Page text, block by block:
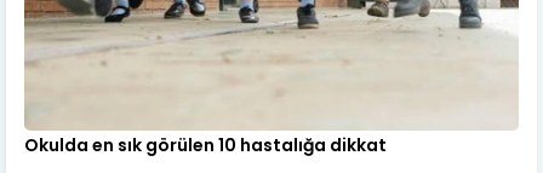
Okulda en sık görülen 10 hastalığa dikkat